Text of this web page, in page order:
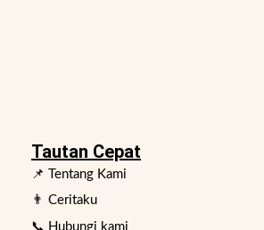
Tautan Cepat
📌 Tentang Kami
👨 Ceritaku
📞 Hubungi kami